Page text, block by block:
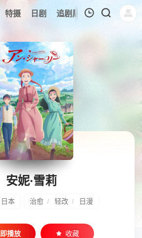
特摄 日剧 追剧周表 今日更新
0
观看影片的记录
安妮·雪莉
日本 治愈 / 轻改 / 日漫
播放 收藏